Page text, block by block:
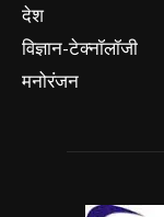
देश
विज्ञान-टेक्नॉलॉजी
मनोरंजन